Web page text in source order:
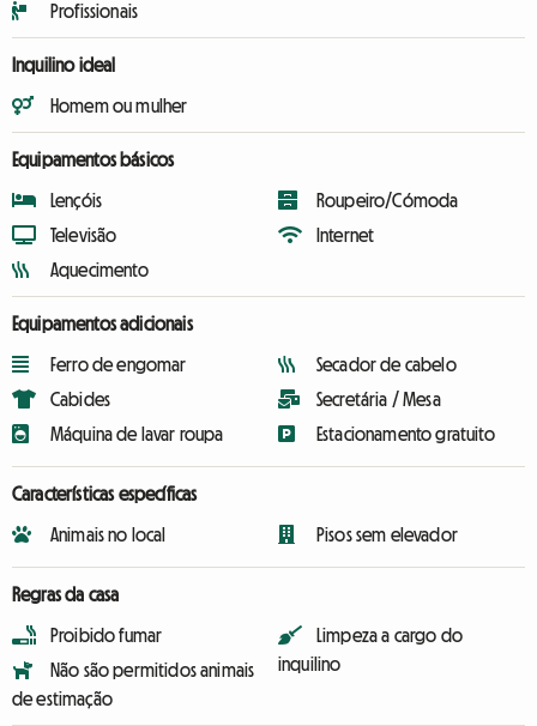
Profissionais
Inquilino ideal
Homem ou mulher
Equipamentos básicos
Lençóis
Televisão
Aquecimento
Roupeiro/Cómoda
Internet
Equipamentos adicionais
Ferro de engomar
Cabides
Máquina de lavar roupa
Secador de cabelo
Secretária / Mesa
Estacionamento gratuito
Características específicas
Animais no local Pisos sem elevador
Regras da casa
Proibido fumar
Não são permitidos animais
de estimação
Limpeza a cargo do
inquilino